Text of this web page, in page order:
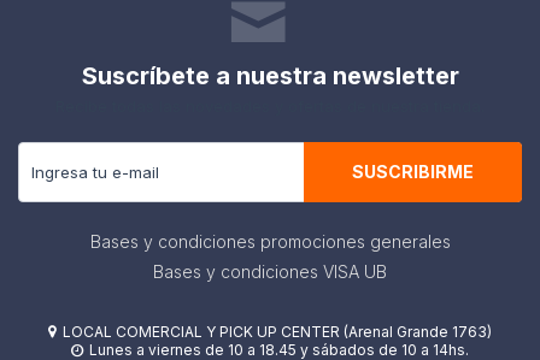
Suscríbete a nuestra newsletter
SUSCRIBIRME
Bases y condiciones promociones generales
Bases y condiciones VISA UB
 LOCAL COMERCIAL Y PICK UP CENTER (Arenal Grande 1763)
 Lunes a viernes de 10 a 18.45 y sábados de 10 a 14hs.